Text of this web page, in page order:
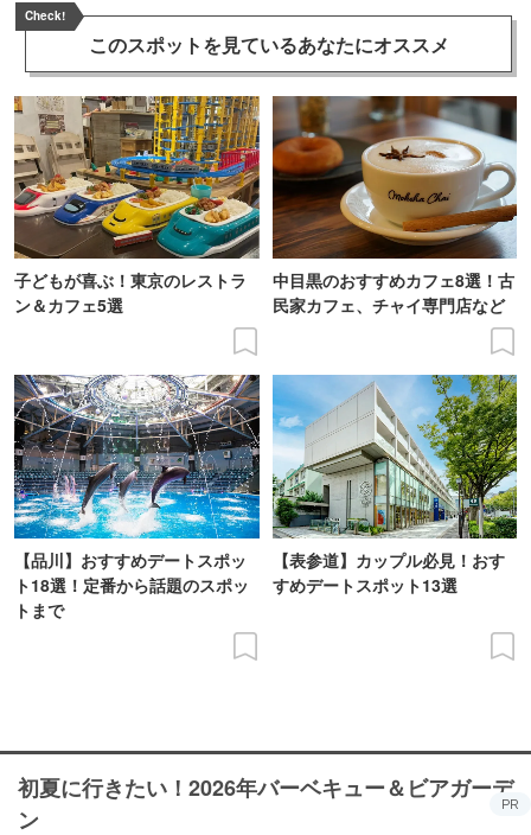
Check!
このスポットを見ているあなたにオススメ
子どもが喜ぶ！東京のレストラ
ン＆カフェ5選
中目黒のおすすめカフェ8選！古
民家カフェ、チャイ専門店など
【品川】おすすめデートスポッ
ト18選！定番から話題のスポッ
トまで
【表参道】カップル必見！おす
すめデートスポット13選
初夏に行きたい！2026年バーベキュー＆ビアガーデ
ン
PR